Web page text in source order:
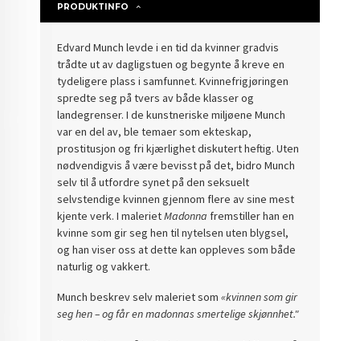
PRODUKTINFO
Edvard Munch levde i en tid da kvinner gradvis
trådte ut av dagligstuen og begynte å kreve en
tydeligere plass i samfunnet. Kvinnefrigjøringen
spredte seg på tvers av både klasser og
landegrenser. I de kunstneriske miljøene Munch
var en del av, ble temaer som ekteskap,
prostitusjon og fri kjærlighet diskutert heftig. Uten
nødvendigvis å være bevisst på det, bidro Munch
selv til å utfordre synet på den seksuelt
selvstendige kvinnen gjennom flere av sine mest
kjente verk. I malerietMadonna fremstiller han en
kvinne som gir seg hen til nytelsen uten blygsel,
og han viser oss at dette kan oppleves som både
naturlig og vakkert.
Munch beskrev selv maleriet som«kvinnen som gir
seg hen – og får en madonnas smertelige skjønnhet."